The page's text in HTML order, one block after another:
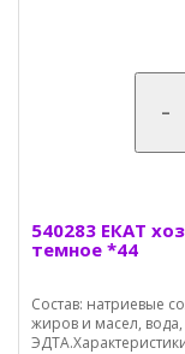
-
540283 ЕКАТ
темное *44
Состав: натриевые
жиров и масел,